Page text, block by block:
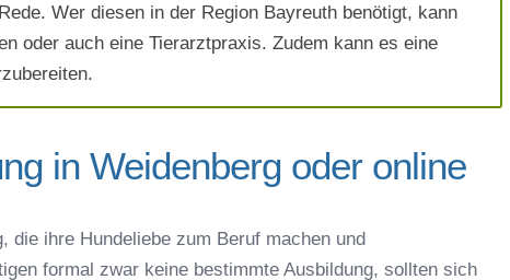
Wer diesen in der Region Bayreuth benötigt, kann
oder auch eine Tierarztpraxis. Zudem kann es eine
in Weidenberg oder online
die ihre Hundeliebe zum Beruf machen und
formal zwar keine bestimmte Ausbildung, sollten sich